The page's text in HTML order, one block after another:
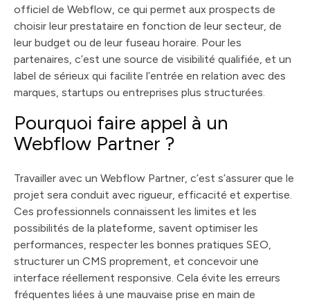
officiel de Webflow, ce qui permet aux prospects de
choisir leur prestataire en fonction de leur secteur, de
leur budget ou de leur fuseau horaire. Pour les
partenaires, c’est une source de visibilité qualifiée, et un
label de sérieux qui facilite l’entrée en relation avec des
marques, startups ou entreprises plus structurées.
Pourquoi faire appel à un
Webflow Partner ?
Travailler avec un Webflow Partner, c’est s’assurer que le
projet sera conduit avec rigueur, efficacité et expertise.
Ces professionnels connaissent les limites et les
possibilités de la plateforme, savent optimiser les
performances, respecter les bonnes pratiques SEO,
structurer un CMS proprement, et concevoir une
interface réellement responsive. Cela évite les erreurs
fréquentes liées à une mauvaise prise en main de